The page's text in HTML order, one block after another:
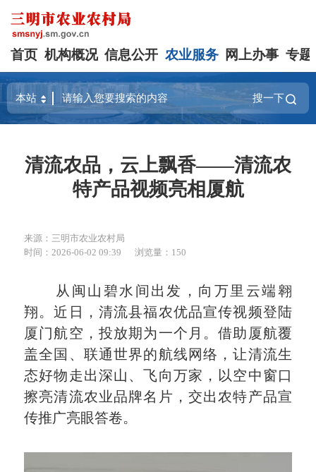
首页 机构概况 信息公开 农业服务 网上办事 专题
搜一下
清流农品，云上飘香——清流农
特产品视频亮相厦航
来源：三明市农业农村局
时间：2026-06-02 09:39
浏览量：150
从闽山碧水间出发，向万里云端翱
翔。近日，清流县福农优品宣传视频登陆
厦门航空，投放期为一个月。借助厦航覆
盖全国、联通世界的航线网络，让清流生
态好物走出深山、飞向万家，以空中窗口
擦亮清流农业品牌名片，交出农特产品宣
传推广亮眼答卷。